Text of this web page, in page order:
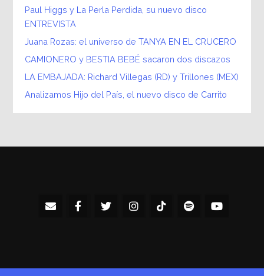
Paul Higgs y La Perla Perdida, su nuevo disco
ENTREVISTA
Juana Rozas: el universo de TANYA EN EL CRUCERO
CAMIONERO y BESTIA BEBÉ sacaron dos discazos
LA EMBAJADA: Richard Villegas (RD) y Trillones (MEX)
Analizamos Hijo del País, el nuevo disco de Carrito